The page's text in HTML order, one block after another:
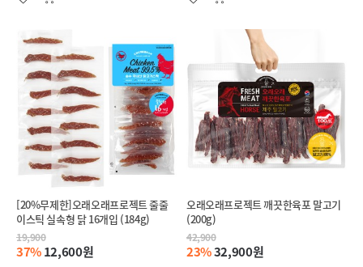
[20%무제한]오래오래프로젝트 줄줄
이스틱 실속형 닭 16개입 (184g)
19,900
37%12,600원
오래오래프로젝트 깨끗한육포 말고기
(200g)
42,900
23%32,900원